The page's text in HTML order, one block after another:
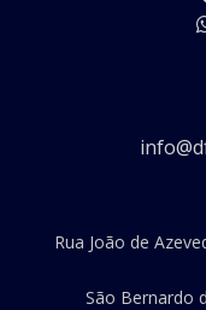
Rua João de
São Bernardo